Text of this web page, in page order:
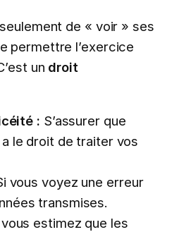
seulement de « voir » ses
permettre l’exercice
un droit
: S’assurer que
a le droit de traiter vos
vous voyez une erreur
transmises.
vous estimez que les